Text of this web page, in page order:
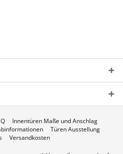
Innentüren Maße und Anschlag
Türen Ausstellung
Versandkosten